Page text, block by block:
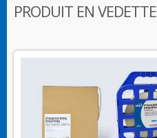
PRODUIT EN VEDETTE